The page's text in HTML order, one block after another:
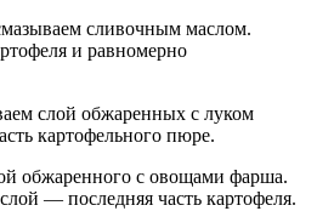
сливочным маслом.
и равномерно
слой обжаренных с луком
картофельного пюре.
обжаренного с овощами фарша.
— последняя часть картофеля.